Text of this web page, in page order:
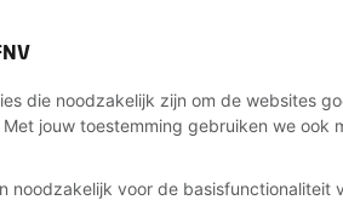
inkomen en
die noodzakelijk zijn om de websites
jouw toestemming gebruiken we
noodzakelijk voor de basisfunctionaliteit